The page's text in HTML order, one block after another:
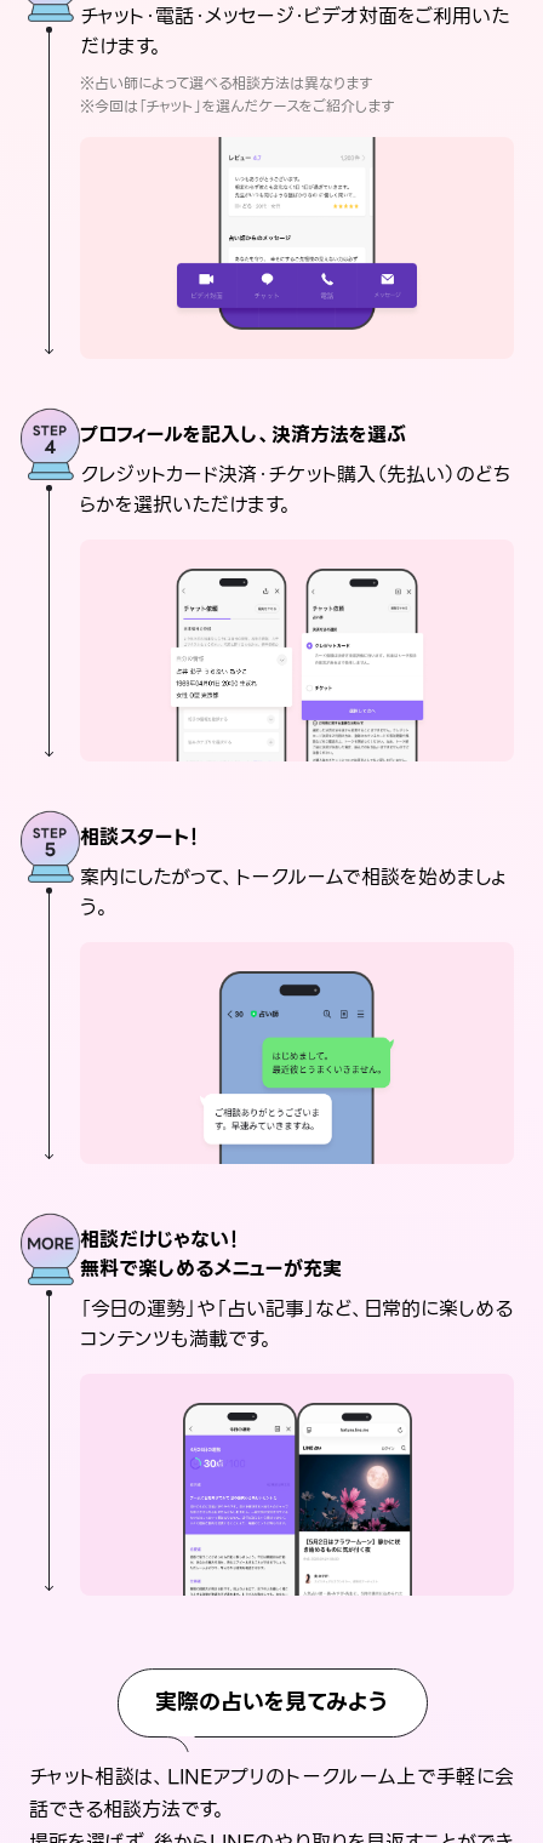
チャット・電話・メッセージ・ビデオ対面をご利用いた
だけます。
※占い師によって選べる相談方法は異なります
※今回は「チャット」を選んだケースをご紹介します
プロフィールを記入し、決済方法を選ぶ
クレジットカード決済・チケット購入（先払い）のどち
らかを選択いただけます。
相談スタート！
案内にしたがって、トークルームで相談を始めましょ
う。
相談だけじゃない！
無料で楽しめるメニューが充実
「今日の運勢」や「占い記事」など、日常的に楽しめる
コンテンツも満載です。
実際の占いを見てみよう
チャット相談は、LINEアプリのトークルーム上で手軽に会
話できる相談方法です。